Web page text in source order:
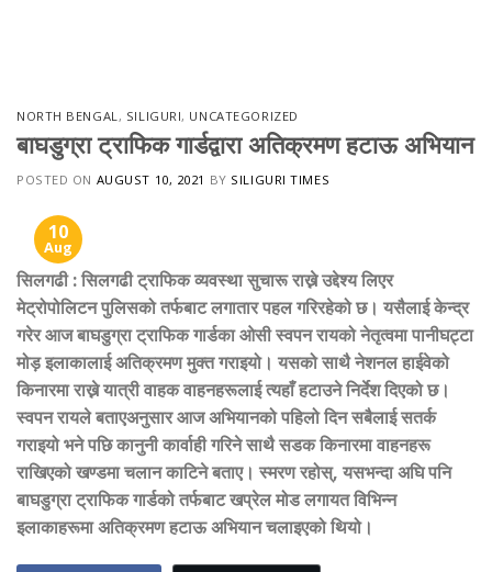
NORTH BENGAL, SILIGURI, UNCATEGORIZED
बाघडुग्रा ट्राफिक गार्डद्वारा अतिक्रमण हटाऊ अभियान
POSTED ON AUGUST 10, 2021 BY SILIGURI TIMES
10
Aug
सिलगढी:सिलगढी ट्राफिक व्यवस्था सुचारू राख्ने उद्देश्य लिएर
मेट्रोपोलिटन पुलिसको तर्फबाट लगातार पहल गरिरहेको छ। यसैलाई केन्द्र
गरेर आज बाघडुग्रा ट्राफिक गार्डका ओसी स्वपन रायको नेतृत्वमा पानीघट्टा
मोड़ इलाकालाई अतिक्रमण मुक्त गराइयो। यसको साथै नेशनल हाईवेको
किनारमा राख्ने यात्री वाहक वाहनहरूलाई त्यहाँ हटाउने निर्देश दिएको छ।
स्वपन रायले बताएअनुसार आज अभियानको पहिलो दिन सबैलाई सतर्क
गराइयो भने पछि कानुनी कार्वाही गरिने साथै सडक किनारमा वाहनहरू
राखिएको खण्डमा चलान काटिने बताए। स्मरण रहोस्, यसभन्दा अघि पनि
बाघडुग्रा ट्राफिक गार्डको तर्फबाट खप्रेल मोड लगायत विभिन्न
इलाकाहरूमा अतिक्रमण हटाऊ अभियान चलाइएको थियो।